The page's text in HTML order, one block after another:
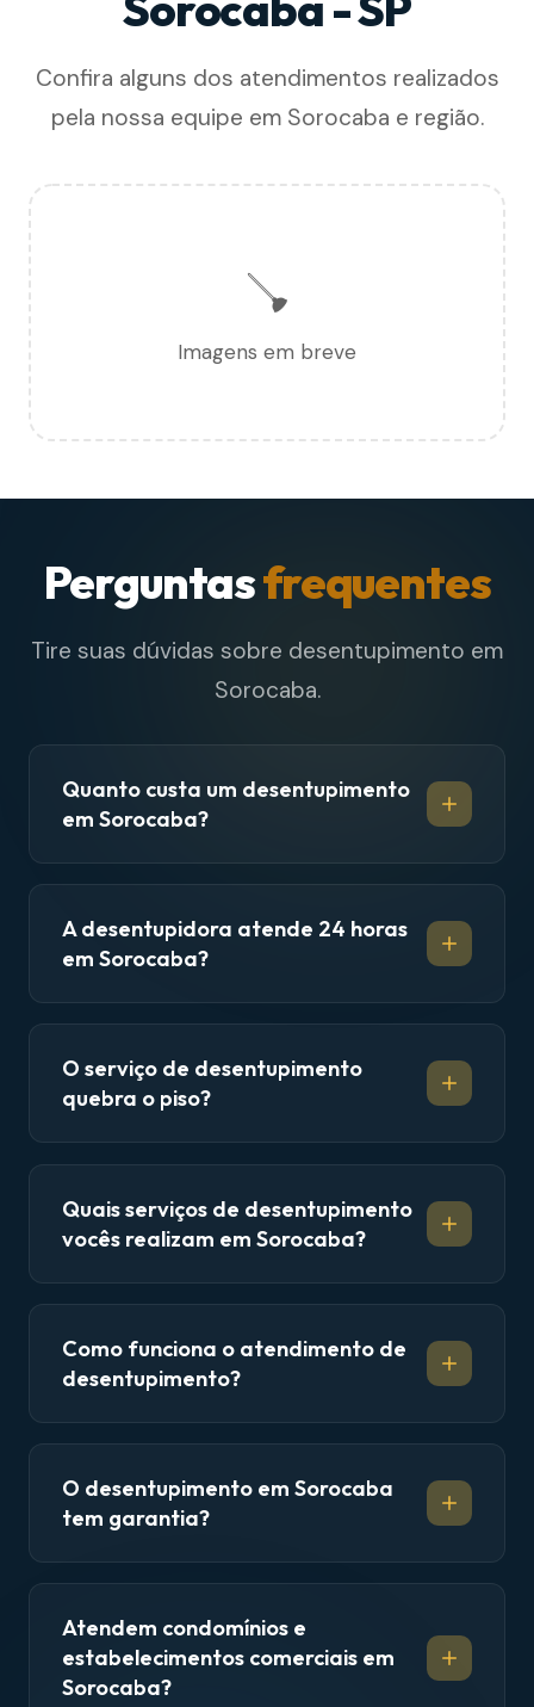
Confira alguns dos atendimentos realizados
pela nossa equipe em Sorocaba e região.
🪠
Imagens em breve
Perguntasfrequentes
Tire suas dúvidas sobre desentupimento em
Sorocaba.
Quanto custa um desentupimento
em Sorocaba?
A desentupidora atende 24 horas
em Sorocaba?
O serviço de desentupimento
quebra o piso?
Quais serviços de desentupimento
vocês realizam em Sorocaba?
Como funciona o atendimento de
desentupimento?
O desentupimento em Sorocaba
tem garantia?
Atendem condomínios e
estabelecimentos comerciais em
Sorocaba?